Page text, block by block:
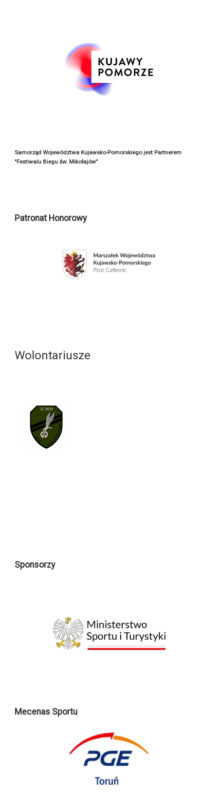
Samorząd Województwa Kujawsko-Pomorskiego jest Partnerem
"Festiwalu Biegu św. Mikołajów”
Patronat Honorowy
Wolontariusze
Sponsorzy
Mecenas Sportu